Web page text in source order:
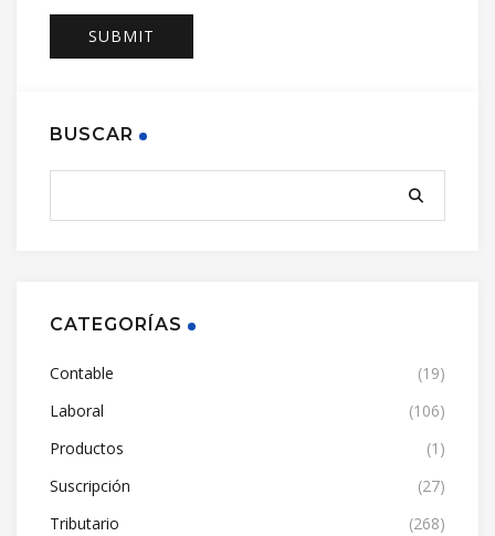
BUSCAR
CATEGORÍAS
Contable
(19)
Laboral
(106)
Productos
(1)
Suscripción
(27)
Tributario
(268)